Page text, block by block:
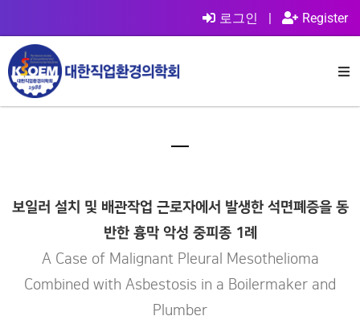
로그인 | Register
보일러 설치 및 배관작업 근로자에서 발생한 석면폐증을 동
반한 흉막 악성 중피종 1례
A Case of Malignant Pleural Mesothelioma
Combined with Asbestosis in a Boilermaker and
Plumber